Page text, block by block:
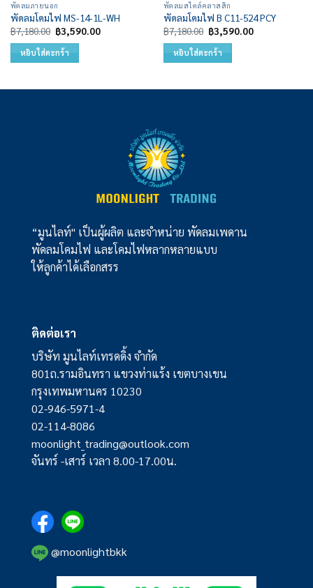
พัดลมภายนอก
พัดลมโคมไฟ MS-14-1L-WH
฿7,180.00 Original
price
was:
฿7,180.00.
฿3,590.00Current
price
หยิบใส่ตะกร้า
พัดลมสไตล์คลาสสิก
พัดลมโคมไฟ B C11-524 PCY
฿7,180.00 Original
price
was:
฿7,180.00.
฿3,590.00Current
price
หยิบใส่ตะกร้า
“มูนไลท์" เป็นผู้ผลิต และจำหน่าย พัดลมเพดาน
พัดลมโคมไฟ และโคมไฟหลากหลายแบบ
ให้ลูกค้าได้เลือกสรร
ติดต่อเรา
บริษัท มูนไลท์เทรดดิ้ง จำกัด
801ถ.รามอินทรา แขวงท่าแร้ง เขตบางเขน
กรุงเทพมหานคร 10230
02-946-5971-4
02-114-8086
moonlight_trading@outlook.com
จันทร์ -เสาร์ เวลา 8.00-17.00น.
@moonlightbkk